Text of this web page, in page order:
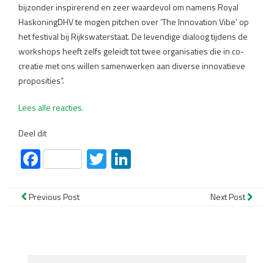
bijzonder inspirerend en zeer waardevol om namens Royal
HaskoningDHV te mogen pitchen over ‘The Innovation Vibe’ op
het festival bij Rijkswaterstaat. De levendige dialoog tijdens de
workshops heeft zelfs geleidt tot twee organisaties die in co-
creatie met ons willen samenwerken aan diverse innovatieve
proposities”.
Lees alle reacties.
Deel dit
FacebookTwitter
Previous Post Next Post